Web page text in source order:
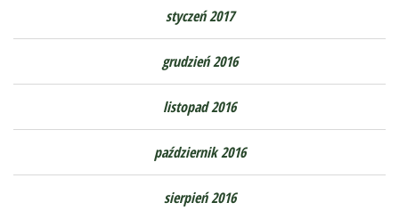
styczeń 2017
grudzień 2016
listopad 2016
październik 2016
sierpień 2016